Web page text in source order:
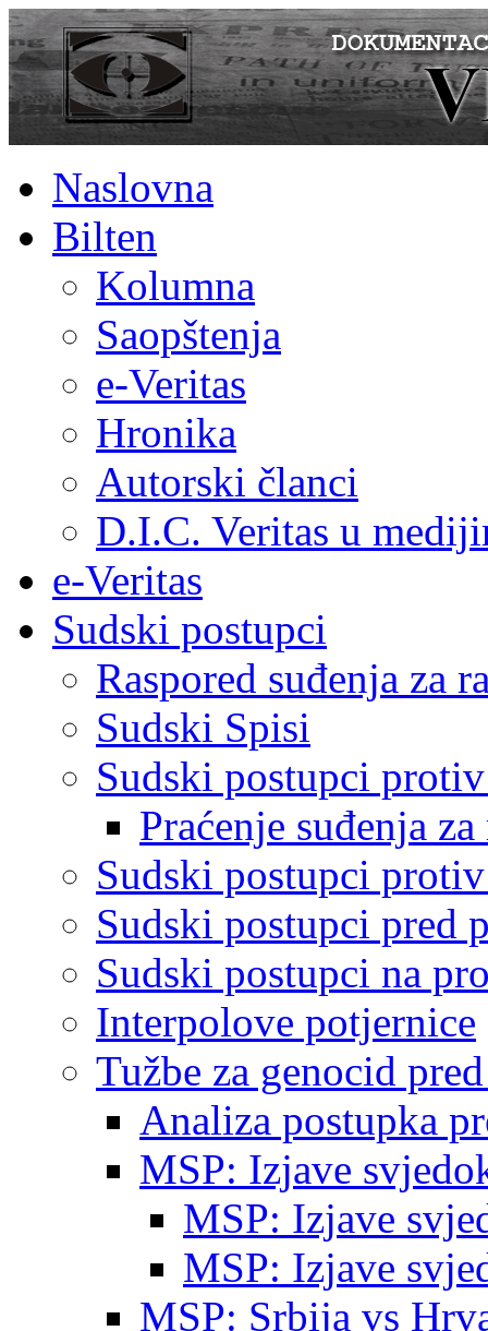
Naslovna
Bilten
Kolumna
Saopštenja
e-Veritas
Hronika
Autorski članci
D.I.C. Veritas u
e-Veritas
Sudski postupci
Raspored suđenja za
Sudski Spisi
Sudski postupci
Praćenje suđenja
Sudski postupci
Sudski postupci pred
Sudski postupci na
Interpolove potjernice
Tužbe za genocid
Analiza postupka
MSP: Izjave
MSP: Izjave
MSP: Izjave
MSP: Srbija vs